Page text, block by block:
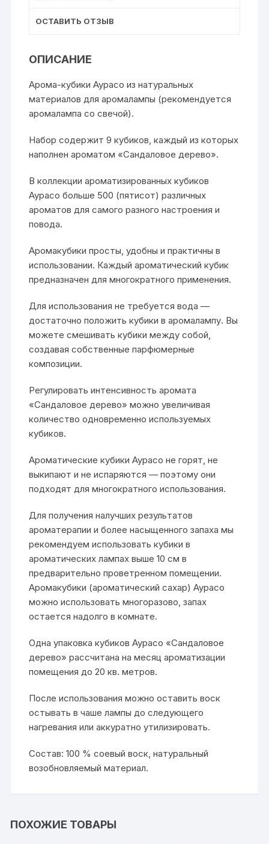
ОСТАВИТЬ ОТЗЫВ
ОПИСАНИЕ
Арома-кубики Аурасо из натуральных
материалов для аромалампы (рекомендуется
аромалампа со свечой).
Набор содержит 9 кубиков, каждый из которых
наполнен ароматом «Сандаловое дерево».
В коллекции ароматизированных кубиков
Аурасо больше 500 (пятисот) различных
ароматов для самого разного настроения и
повода.
Аромакубики просты, удобны и практичны в
использовании. Каждый ароматический кубик
предназначен для многократного применения.
Для использования не требуется вода —
достаточно положить кубики в аромалампу. Вы
можете смешивать кубики между собой,
создавая собственные парфюмерные
композиции.
Регулировать интенсивность аромата
«Сандаловое дерево» можно увеличивая
количество одновременно используемых
кубиков.
Ароматические кубики Аурасо не горят, не
выкипают и не испаряются — поэтому они
подходят для многократного использования.
Для получения налучших результатов
ароматерапии и более насыщенного запаха мы
рекомендуем использовать кубики в
ароматических лампах выше 10 см в
предварительно проветренном помещении.
Аромакубики (ароматический сахар) Аурасо
можно использовать многоразово, запах
остается надолго в комнате.
Одна упаковка кубиков Аурасо «Сандаловое
дерево» рассчитана на месяц ароматизации
помещения до 20 кв. метров.
После использования можно оставить воск
остывать в чаше лампы до следующего
нагревания или аккуратно утилизировать.
Состав: 100 % соевый воск, натуральный
возобновляемый материал.
ПОХОЖИЕ ТОВАРЫ